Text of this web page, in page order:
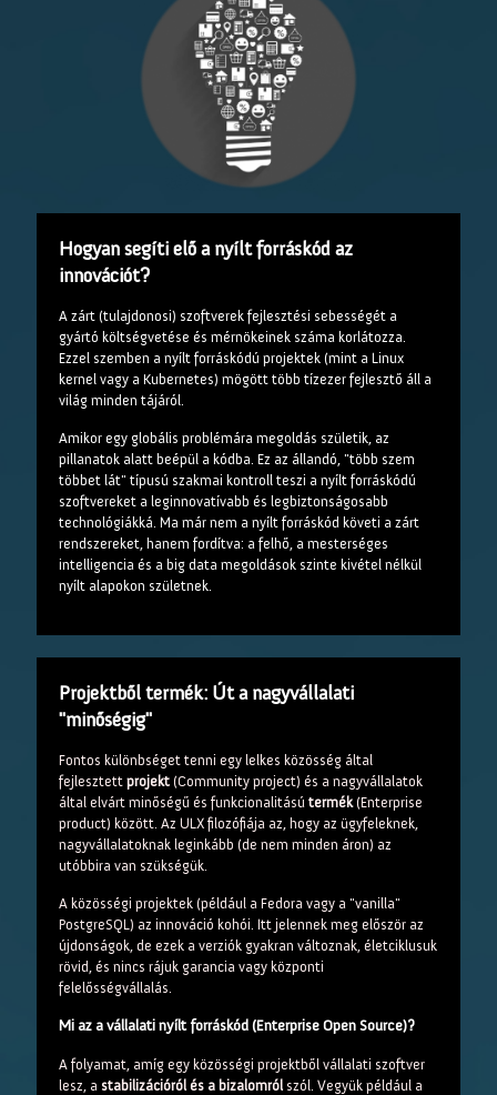
Hogyan segíti elő a nyílt forráskód az
innovációt?
A zárt (tulajdonosi) szoftverek fejlesztési sebességét a
gyártó költségvetése és mérnökeinek száma korlátozza.
Ezzel szemben a nyílt forráskódú projektek (mint a Linux
kernel vagy a Kubernetes) mögött több tízezer fejlesztő áll a
világ minden tájáról.
Amikor egy globális problémára megoldás születik, az
pillanatok alatt beépül a kódba. Ez az állandó, "több szem
többet lát" típusú szakmai kontroll teszi a nyílt forráskódú
szoftvereket a leginnovatívabb és legbiztonságosabb
technológiákká. Ma már nem a nyílt forráskód követi a zárt
rendszereket, hanem fordítva: a felhő, a mesterséges
intelligencia és a big data megoldások szinte kivétel nélkül
nyílt alapokon születnek.
Projektből termék: Út a nagyvállalati
"minőségig"
Fontos különbséget tenni egy lelkes közösség által
fejlesztett projekt (Community project) és a nagyvállalatok
által elvárt minőségű és funkcionalitású termék(Enterprise
product) között. Az ULX filozófiája az, hogy az ügyfeleknek,
nagyvállalatoknak leginkább (de nem minden áron) az
utóbbira van szükségük.
A közösségi projektek (például a Fedora vagy a "vanilla"
PostgreSQL) az innováció kohói. Itt jelennek meg először az
újdonságok, de ezek a verziók gyakran változnak, életciklusuk
rövid, és nincs rájuk garancia vagy központi
felelősségvállalás.
Mi az a vállalati nyílt forráskód (Enterprise Open Source)?
A folyamat, amíg egy közösségi projektből vállalati szoftver
lesz, a stabilizációról és a bizalomról szól. Vegyük például a